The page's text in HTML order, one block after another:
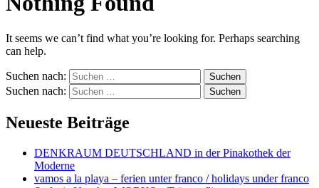
It seems we can’t find what you’re looking for. Perhaps searching
can help.
Suchen nach:
Suchen nach:
Neueste Beiträge
DENKRAUM DEUTSCHLAND in der Pinakothek der
Moderne
vamos a la playa – ferien unter franco / holidays under franco